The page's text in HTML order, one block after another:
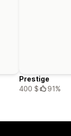
Prestige
400 $
91%